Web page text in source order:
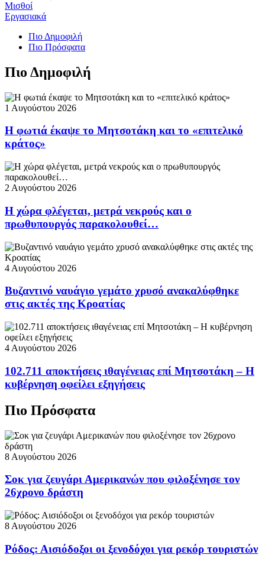
Μισθοί
Εργασιακά
Πιο Δημοφιλή
Πιο Πρόσφατα
Πιο Δημοφιλή
1 Αυγούστου 2026
Η φωτιά έκαψε το Μητσοτάκη και το «επιτελικό
κράτος»
2 Αυγούστου 2026
Η χώρα φλέγεται, μετρά νεκρούς και ο
πρωθυπουργός παρακολουθεί…
4 Αυγούστου 2026
Βυζαντινό ναυάγιο γεμάτο χρυσό ανακαλύφθηκε
στις ακτές της Κροατίας
4 Αυγούστου 2026
102.711 αποκτήσεις ιθαγένειας επί Μητσοτάκη – Η
κυβέρνηση οφείλει εξηγήσεις
Πιο Πρόσφατα
8 Αυγούστου 2026
Σοκ για ζευγάρι Αμερικανών που φιλοξένησε τον
26χρονο δράστη
8 Αυγούστου 2026
Ρόδος: Αισιόδοξοι οι ξενοδόχοι για ρεκόρ τουριστών